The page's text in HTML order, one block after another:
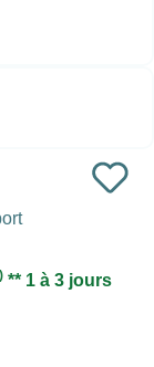
** 1 à 3 jours